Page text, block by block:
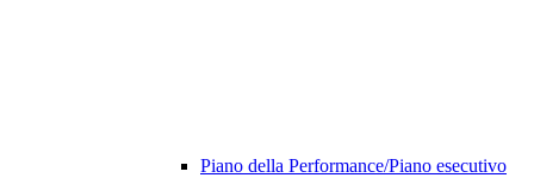
Piano della Performance/Piano esecutivo